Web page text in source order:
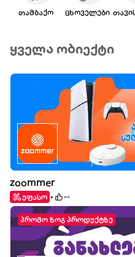
თამბაქო ცხოველები
ყველა ობიექტი
zoommer
უფასო --
პრომო ზოგ პროდუქტზე